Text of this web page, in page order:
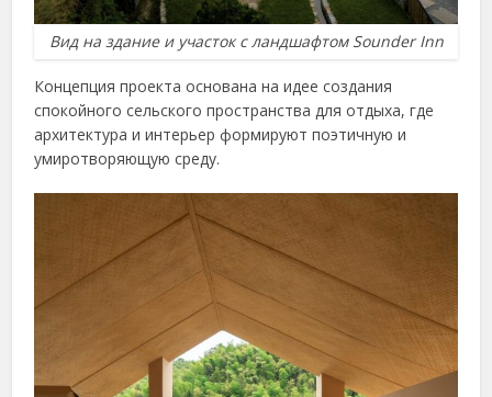
Вид на здание и участок с ландшафтом Sounder Inn
Концепция проекта основана на идее создания
спокойного сельского пространства для отдыха, где
архитектура и интерьер формируют поэтичную и
умиротворяющую среду.